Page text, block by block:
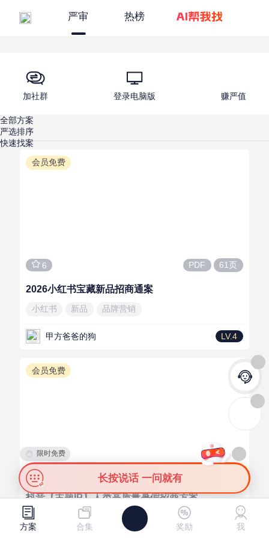
严审 热榜
加社群 登录电脑版 赚严值
全部方案
严选排序
快速找案
会员免费
6 PDF 61页
2026小红书宝藏新品招商通案
小红书 新品 品牌营销
甲方爸爸的狗 LV.4
会员免费
3
抖音【主题IP】人类高质量暑假招商方案
抖音 亲子教育 节点营销
限时免费
长按说话 一问就有
方案 合集 奖励 我